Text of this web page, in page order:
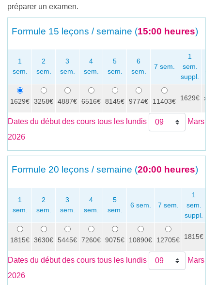
préparer un examen.
Formule 15 leçons / semaine (15:00 heures)
1
sem.
2
sem.
3
sem.
4
sem.
5
sem.
6
sem.
7 sem.
1
sem.
suppl.
1629€ 3258€ 4887€ 6516€ 8145€ 9774€ 11403€ 1629€ x
Dates du début des cours tous les lundis
Mars
2026
Formule 20 leçons / semaine (20:00 heures)
1
sem.
2
sem.
3
sem.
4
sem.
5
sem.
6 sem. 7 sem.
1
sem.
suppl.
1815€ 3630€ 5445€ 7260€ 9075€ 10890€ 12705€ 1815€
Dates du début des cours tous les lundis
Mars
2026